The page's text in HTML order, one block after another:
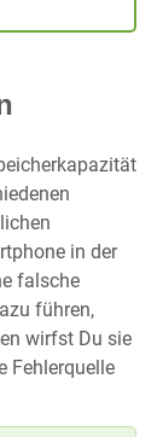
in der
falsche
führen,
wirfst Du sie
Fehlerquelle